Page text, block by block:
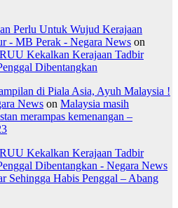
Perlu Untuk Wujud Kerajaan
- MB Perak - Negara News on
Kekalkan Kerajaan Tadbir
Dibentangkan
di Piala Asia, Ayuh Malaysia !
News on Malaysia masih
merampas kemenangan –
Kekalkan Kerajaan Tadbir
Dibentangkan - Negara News
Sehingga Habis Penggal – Abang